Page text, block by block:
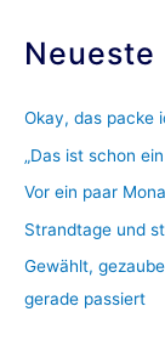
h
n
n
a
c
h
:
Neueste
Okay, das packe
„Das ist schon
Vor ein paar
Strandtage und
Gewählt,
gerade passiert